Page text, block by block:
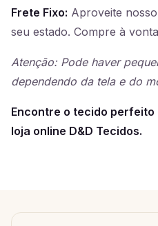
Frete Fixo: Aproveite
seu estado. Compre à
Atenção: Pode haver
dependendo da tela e do
Encontre o tecido
loja online D&D Tecidos.